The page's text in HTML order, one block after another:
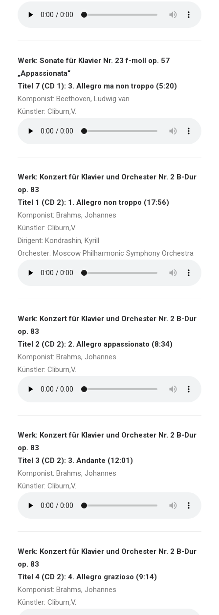
Werk: Sonate für Klavier Nr. 23 f-moll op. 57
„Appassionata“
Titel 7 (CD 1): 3. Allegro ma non troppo (5:20)
Komponist: Beethoven, Ludwig van
Künstler: Cliburn,V.
Werk: Konzert für Klavier und Orchester Nr. 2 B-Dur
op. 83
Titel 1 (CD 2): 1. Allegro non troppo (17:56)
Komponist: Brahms, Johannes
Künstler: Cliburn,V.
Dirigent: Kondrashin, Kyrill
Orchester: Moscow Philharmonic Symphony Orchestra
Werk: Konzert für Klavier und Orchester Nr. 2 B-Dur
op. 83
Titel 2 (CD 2): 2. Allegro appassionato (8:34)
Komponist: Brahms, Johannes
Künstler: Cliburn,V.
Werk: Konzert für Klavier und Orchester Nr. 2 B-Dur
op. 83
Titel 3 (CD 2): 3. Andante (12:01)
Komponist: Brahms, Johannes
Künstler: Cliburn,V.
Werk: Konzert für Klavier und Orchester Nr. 2 B-Dur
op. 83
Titel 4 (CD 2): 4. Allegro grazioso (9:14)
Komponist: Brahms, Johannes
Künstler: Cliburn,V.